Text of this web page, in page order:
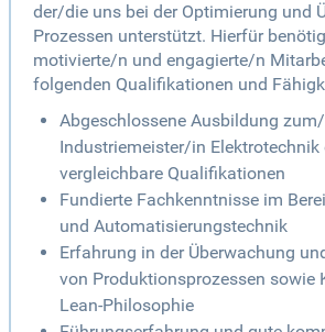
der/die uns bei der Optimierung und
Prozessen unterstützt. Hierfür
motivierte/n und engagierte/n
folgenden Qualifikationen und
Abgeschlossene Ausbildung
Industriemeister/in Elektrotechnik
vergleichbare Qualifikationen
Fundierte Fachkenntnisse im
und Automatisierungstechnik
Erfahrung in der Überwachung
von Produktionsprozessen sowie
Lean-Philosophie